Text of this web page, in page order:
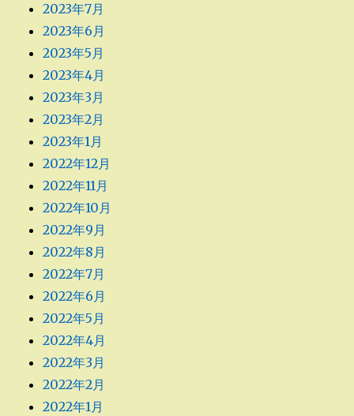
2023年7月
2023年6月
2023年5月
2023年4月
2023年3月
2023年2月
2023年1月
2022年12月
2022年11月
2022年10月
2022年9月
2022年8月
2022年7月
2022年6月
2022年5月
2022年4月
2022年3月
2022年2月
2022年1月